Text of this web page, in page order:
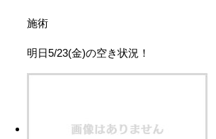
施術
明日5/23(金)の空き状況！